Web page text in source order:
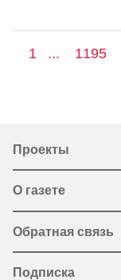
1 ... 1195
Проекты
О газете
Обратная связь
Подписка